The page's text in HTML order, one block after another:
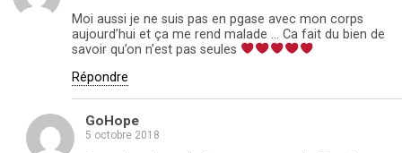
Moi aussi je ne suis pas en pgase avec mon corps
aujourd’hui et ça me rend malade … Ca fait du bien de
savoir qu’on n’est pas seules
Répondre
GoHope
5 octobre 2018